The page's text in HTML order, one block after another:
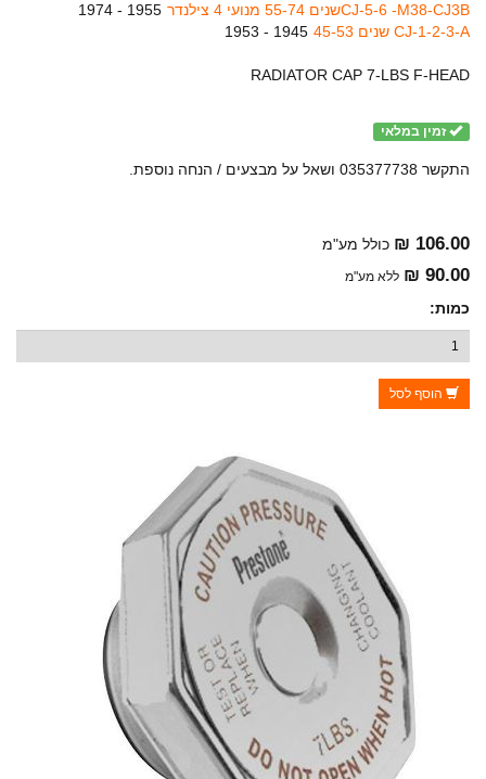
CJ-5-6 -M38-CJ3Bשנים 55-74 מנועי 4 צילנדר
1955 - 1974
CJ-1-2-3-A שנים 45-53
1945 - 1953
RADIATOR CAP 7-LBS F-HEAD
זמין במלאי
התקשר 035377738 ושאל על מבצעים / הנחה נוספת.
106.00 ₪ כולל מע"מ
90.00 ₪ ללא מע"מ
כמות:
הוסף לסל